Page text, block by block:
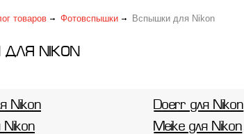
товаров Фотовспышки Вспышки для Nikon
NIKON
Nikon Doerr для Nikon
Nikon
Meike для Nikon